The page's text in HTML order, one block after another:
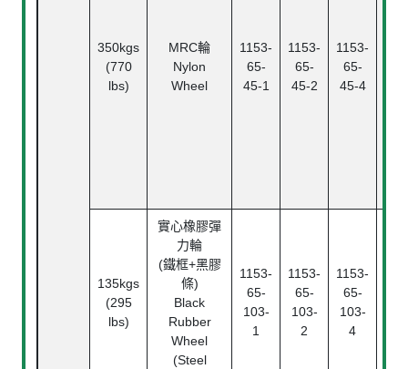
350kgs
(770
lbs)
MRC輪
Nylon
Wheel
1153-
65-
45-1
1153-
65-
45-2
1153-
65-
45-4
135kgs
(295
lbs)
實心橡膠彈
力輪
(鐵框+黑膠
條)
Black
Rubber
Wheel
(Steel
1153-
65-
103-
1
1153-
65-
103-
2
1153-
65-
103-
4